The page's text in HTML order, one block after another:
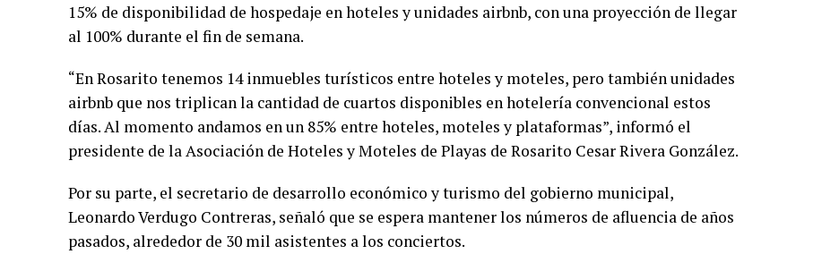
15% de disponibilidad de hospedaje en hoteles y unidades airbnb, con una proyección de llegar
al 100% durante el fin de semana.
“En Rosarito tenemos 14 inmuebles turísticos entre hoteles y moteles, pero también unidades
airbnb que nos triplican la cantidad de cuartos disponibles en hotelería convencional estos
días. Al momento andamos en un 85% entre hoteles, moteles y plataformas”, informó el
presidente de la Asociación de Hoteles y Moteles de Playas de Rosarito Cesar Rivera González.
Por su parte, el secretario de desarrollo económico y turismo del gobierno municipal,
Leonardo Verdugo Contreras, señaló que se espera mantener los números de afluencia de años
pasados, alrededor de 30 mil asistentes a los conciertos.